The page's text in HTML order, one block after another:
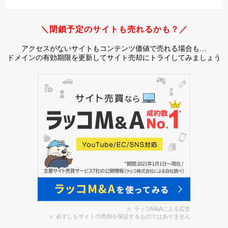
＼閉鎖予定のサイトも売れるかも？／
アクセスがないサイトもコンテンツ価値で売れる場合も…
ドメインの有効期限を更新してサイト売却にトライしてみましょう
ラッコM&Aによる広告
必ずしもサイトの売却を保証するものではありません